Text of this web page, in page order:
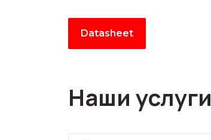
Datasheet
Наши услуги